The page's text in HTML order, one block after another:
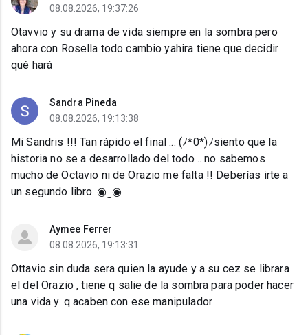
08.08.2026, 19:37:26
Otavvio y su drama de vida siempre en la sombra pero
ahora con Rosella todo cambio yahira tiene que decidir
qué hará
Sandra Pineda
08.08.2026, 19:13:38
Mi Sandris !!! Tan rápido el final ... (⁠ﾉ⁠*⁠0⁠*⁠)⁠ﾉsiento que la
historia no se a desarrollado del todo .. no sabemos
mucho de Octavio ni de Orazio me falta !! Deberías irte a
un segundo libro..◉⁠‿⁠◉
Aymee Ferrer
08.08.2026, 19:13:31
Ottavio sin duda sera quien la ayude y a su cez se librara
el del Orazio , tiene q salie de la sombra para poder hacer
una vida y. q acaben con ese manipulador